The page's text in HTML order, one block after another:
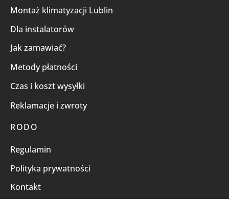
Montaż klimatyzacji Lublin
Dla instalatorów
Jak zamawiać?
Metody płatności
Czas i koszt wysyłki
Reklamacje i zwroty
RODO
Regulamin
Polityka prywatności
Kontakt